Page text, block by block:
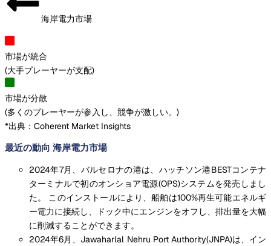
海岸電力市場
市場が統合
(大手プレーヤーが支配)
市場が分散
(多くのプレーヤーが参入し、競争が激しい。 )
*出典：Coherent Market Insights
最近の動向 海岸電力市場
2024年7月、バルセロナの港は、ハッチソン港BESTコンテナ
ターミナルで初のオンショア電源(OPS)システムを発売しまし
た。 このインストールにより、船舶は100%再生可能エネルギ
ー電力に接続し、ドック中にエンジンをオフし、排出量を大幅
に削減することができます。
2024年6月、Jawaharlal Nehru Port Authority(JNPA)は、イン